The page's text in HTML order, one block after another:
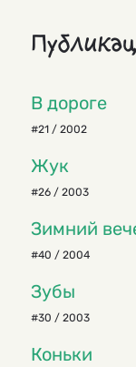
В дороге
#21 / 2002
Жук
#26 / 2003
Зимний
#40 / 2004
Зубы
#30 / 2003
Коньки